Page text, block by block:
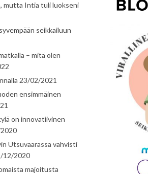
mutta Intia tuli luokseni
seikkailuun
– mitä olen
23/02/2021
ensimmäinen
on innovatiivinen
Utsuvaarassa vahvisti
12/2020
majoitusta